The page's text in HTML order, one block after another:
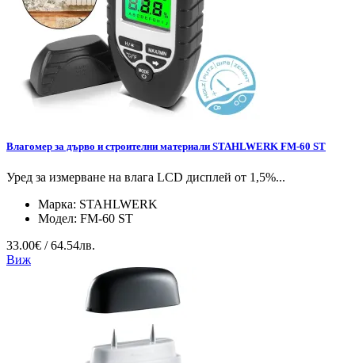
Влагомер за дърво и строителни материали STAHLWERK FM-60 ST
Уред за измерване на влага LCD дисплей от 1,5%...
Марка: STAHLWERK
Модел: FM-60 ST
33.00€ / 64.54лв.
Виж